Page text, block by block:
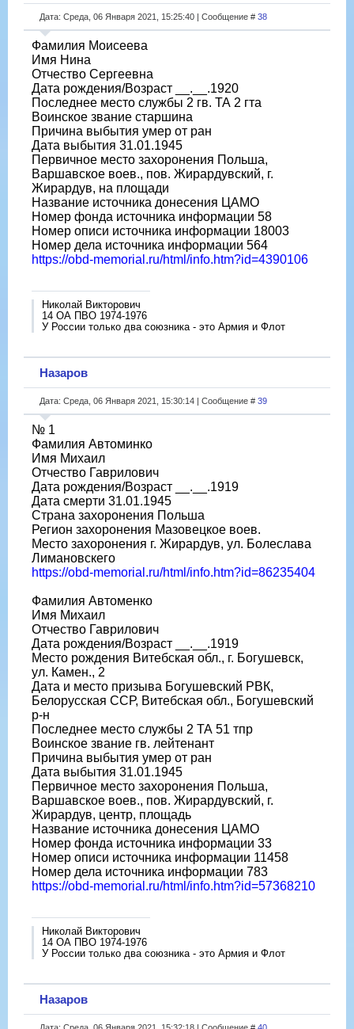
Дата: Среда, 06 Января 2021, 15:25:40 | Сообщение # 38
Фамилия Моисеева
Имя Нина
Отчество Сергеевна
Дата рождения/Возраст __.__.1920
Последнее место службы 2 гв. ТА 2 гта
Воинское звание старшина
Причина выбытия умер от ран
Дата выбытия 31.01.1945
Первичное место захоронения Польша,
Варшавское воев., пов. Жирардувский, г.
Жирардув, на площади
Название источника донесения ЦАМО
Номер фонда источника информации 58
Номер описи источника информации 18003
Номер дела источника информации 564
https://obd-memorial.ru/html/info.htm?id=4390106
Николай Викторович
14 ОА ПВО 1974-1976
У России только два союзника - это Армия и Флот
Назаров
Дата: Среда, 06 Января 2021, 15:30:14 | Сообщение # 39
№ 1
Фамилия Автоминко
Имя Михаил
Отчество Гаврилович
Дата рождения/Возраст __.__.1919
Дата смерти 31.01.1945
Страна захоронения Польша
Регион захоронения Мазовецкое воев.
Место захоронения г. Жирардув, ул. Болеслава
Лимановскего
https://obd-memorial.ru/html/info.htm?id=86235404
Фамилия Автоменко
Имя Михаил
Отчество Гаврилович
Дата рождения/Возраст __.__.1919
Место рождения Витебская обл., г. Богушевск,
ул. Камен., 2
Дата и место призыва Богушевский РВК,
Белорусская ССР, Витебская обл., Богушевский
р-н
Последнее место службы 2 ТА 51 тпр
Воинское звание гв. лейтенант
Причина выбытия умер от ран
Дата выбытия 31.01.1945
Первичное место захоронения Польша,
Варшавское воев., пов. Жирардувский, г.
Жирардув, центр, площадь
Название источника донесения ЦАМО
Номер фонда источника информации 33
Номер описи источника информации 11458
Номер дела источника информации 783
https://obd-memorial.ru/html/info.htm?id=57368210
Николай Викторович
14 ОА ПВО 1974-1976
У России только два союзника - это Армия и Флот
Назаров